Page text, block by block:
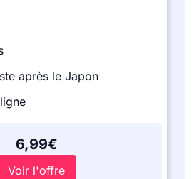
après le Japon
6,99€
Voir l'offre